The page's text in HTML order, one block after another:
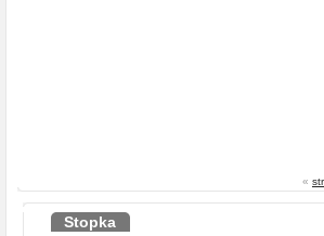
«
Stopka